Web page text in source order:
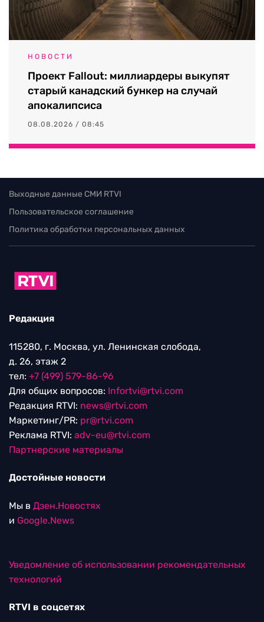
НОВОСТИ
старый канадский бункер на случай
апокалипсиса
Выходные данные СМИ RTVI
Пользовательское соглашение
Политика обработки персональных данных
115280, г. Москва, ул. Ленинская слобода,
Для общих вопросов:Infortvi@rtvi.com
Редакция RTVI:
Реклама RTVI: adv-eu@rtvi.com